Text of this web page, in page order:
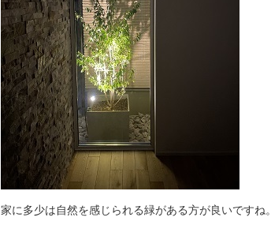
家に多少は自然を感じられる緑がある方が良いですね。